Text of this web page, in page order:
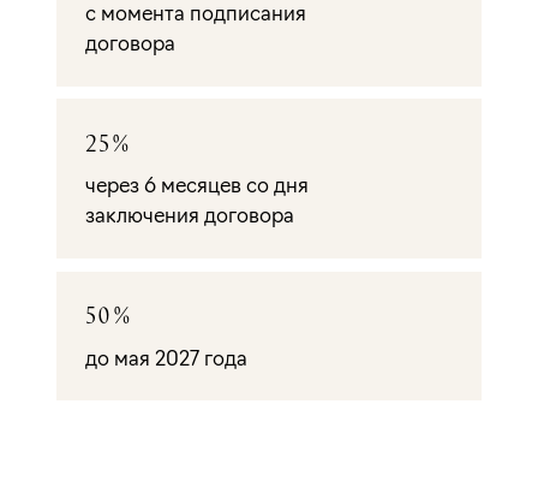
с момента подписания
договора
25%
через 6 месяцев со дня
заключения договора
50%
до мая 2027 года